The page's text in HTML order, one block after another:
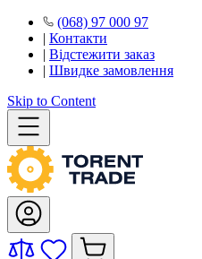
(068) 97 000 97
| Контакти
| Відстежити заказ
| Швидке замовлення
Skip to Content